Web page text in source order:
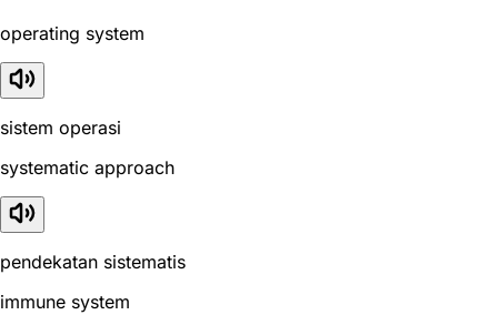
operating system
sistem operasi
systematic approach
pendekatan sistematis
immune system